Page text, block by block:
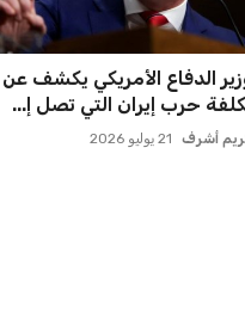
الدفاع الأمريكي يكشف عن
حرب إيران التي تصل إ...
أشرف 21 يوليو 2026